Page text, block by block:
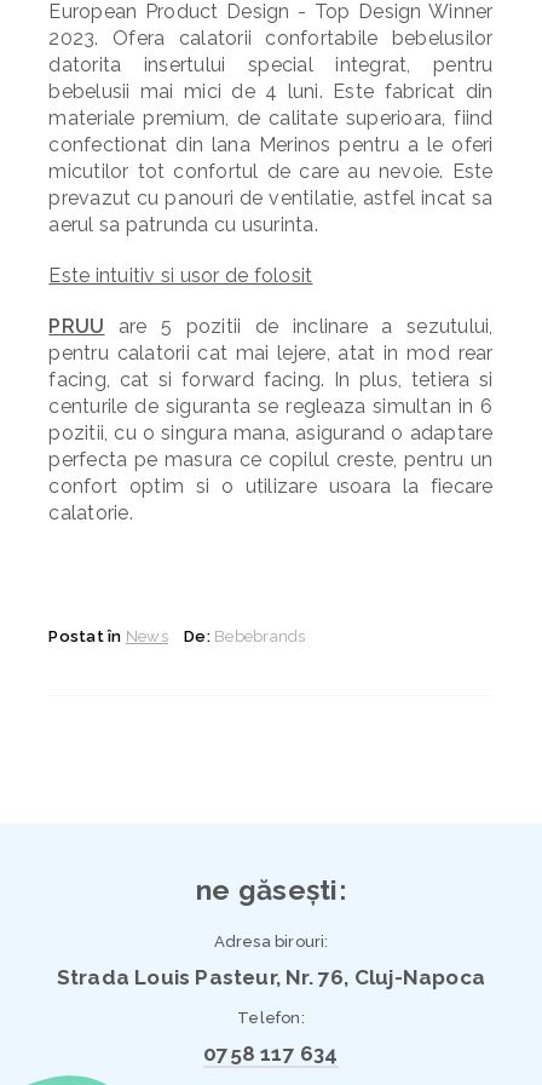
European Product Design - Top Design Winner
2023. Ofera calatorii confortabile bebelusilor
datorita insertului special integrat, pentru
bebelusii mai mici de 4 luni. Este fabricat din
materiale premium, de calitate superioara, fiind
confectionat din lana Merinos pentru a le oferi
micutilor tot confortul de care au nevoie. Este
prevazut cu panouri de ventilatie, astfel incat sa
aerul sa patrunda cu usurinta.
Este intuitiv si usor de folosit
PRUU are 5 pozitii de inclinare a sezutului,
pentru calatorii cat mai lejere, atat in mod rear
facing, cat si forward facing. In plus, tetiera si
centurile de siguranta se regleaza simultan in 6
pozitii, cu o singura mana, asigurand o adaptare
perfecta pe masura ce copilul creste, pentru un
confort optim si o utilizare usoara la fiecare
calatorie.
Postat în News De: Bebebrands
ne găsești:
Adresa birouri:
Strada Louis Pasteur, Nr. 76, Cluj-Napoca
Telefon:
0758 117 634